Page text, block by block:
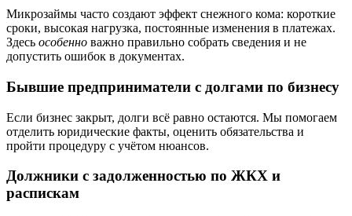
Микрозаймы часто создают эффект снежного кома: короткие
сроки, высокая нагрузка, постоянные изменения в платежах.
Здесь особенно важно правильно собрать сведения и не
допустить ошибок в документах.
Бывшие предприниматели с долгами по бизнесу
Если бизнес закрыт, долги всё равно остаются. Мы помогаем
отделить юридические факты, оценить обязательства и
пройти процедуру с учётом нюансов.
Должники с задолженностью по ЖКХ и
распискам